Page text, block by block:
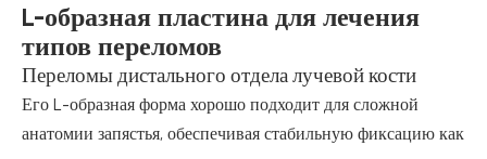
L-образная пластина для лечения
типов переломов
Переломы дистального отдела лучевой кости
Его L-образная форма хорошо подходит для сложной
анатомии запястья, обеспечивая стабильную фиксацию как